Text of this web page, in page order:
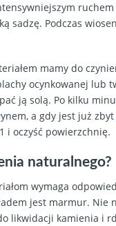
sadzę. Podczas
mamy do
ocynkowanej lub
ją solą. Po kilku
a gdy jest już
i oczyść powierzchnię.
naturalnego?
wymaga
jest marmur. Nie
likwidacji kamienia i